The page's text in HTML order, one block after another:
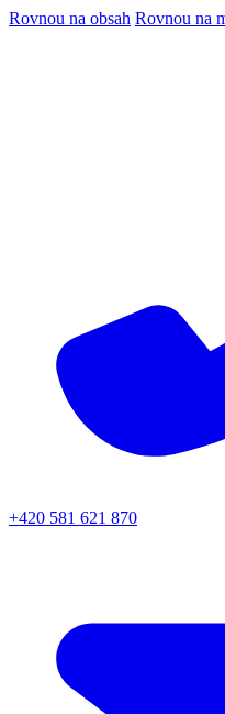
Rovnou na obsah Rovnou na
+420 581 621 870